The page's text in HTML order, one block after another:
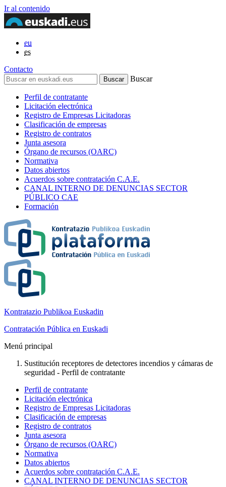
Ir al contenido
eu
es
Contacto
Buscar
Perfil de contratante
Licitación electrónica
Registro de Empresas Licitadoras
Clasificación de empresas
Registro de contratos
Junta asesora
Órgano de recursos (OARC)
Normativa
Datos abiertos
Acuerdos sobre contratación C.A.E.
CANAL INTERNO DE DENUNCIAS SECTOR
PÚBLICO CAE
Formación
Kontratazio Publikoa Euskadin
Contratación Pública en Euskadi
Menú principal
Sustitución receptores de detectores incendios y cámaras de
seguridad - Perfil de contratante
Perfil de contratante
Licitación electrónica
Registro de Empresas Licitadoras
Clasificación de empresas
Registro de contratos
Junta asesora
Órgano de recursos (OARC)
Normativa
Datos abiertos
Acuerdos sobre contratación C.A.E.
CANAL INTERNO DE DENUNCIAS SECTOR